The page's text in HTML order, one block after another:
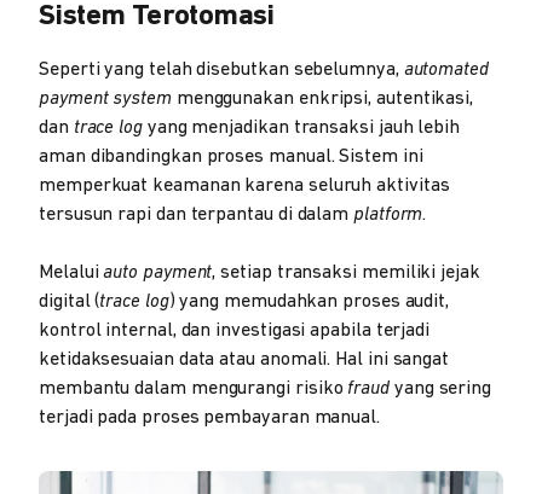
Sistem Terotomasi
Seperti yang telah disebutkan sebelumnya, automated
payment system menggunakan enkripsi, autentikasi,
dan trace logyang menjadikan transaksi jauh lebih
aman dibandingkan proses manual. Sistem ini
memperkuat keamanan karena seluruh aktivitas
tersusun rapi dan terpantau di dalam platform.
Melaluiauto payment, setiap transaksi memiliki jejak
digital (trace log) yang memudahkan proses audit,
kontrol internal, dan investigasi apabila terjadi
ketidaksesuaian data atau anomali. Hal ini sangat
membantu dalam mengurangi risiko fraud yang sering
terjadi pada proses pembayaran manual.